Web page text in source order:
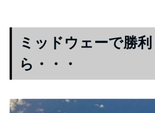
ミッドウェーで勝
ら・・・